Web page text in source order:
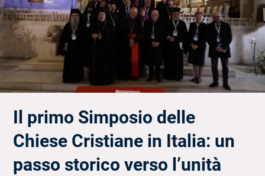
Il primo Simposio delle
Chiese Cristiane in Italia: un
passo storico verso l’unità